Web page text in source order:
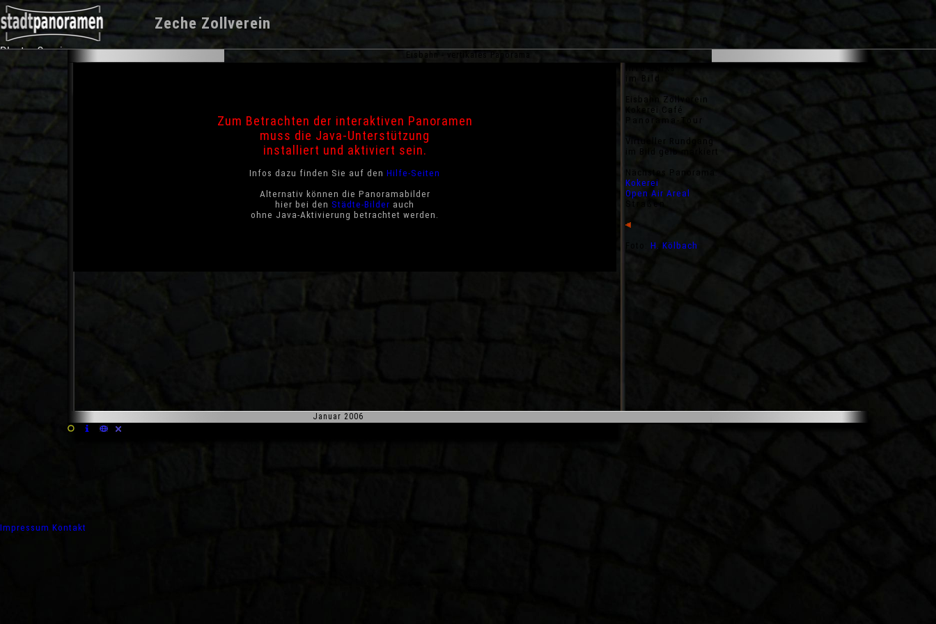
Zeche Zollverein
Photo-Service
Eisbahn - vertikales Panorama
Zum Betrachten der interaktiven Panoramen
muss die Java-Unterstützung
installiert und aktiviert sein.
Infos dazu finden Sie auf den Hilfe-Seiten
Alternativ können die Panoramabilder
hier bei den Städte-Bilder auch
ohne Java-Aktivierung betrachtet werden.
Eisbahn Zollverein
Kokerei Café
Panorama-Tour
Virtueller Rundgang
Kokerei
Open Air Areal
Januar 2006
H. Kölbach
Impressum Kontakt